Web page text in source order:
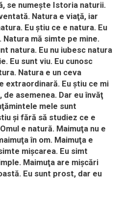
se numeşte Istoria naturii.
Natura e viaţă, iar
Eu ştiu ce e natura. Eu
mă simte pe mine.
natura. Eu nu iubesc natura
Eu sunt viu. Eu cunosc
Natura e un ceva
extraordinară. Eu ştiu ce mi
de asemenea. Dar eu învăţ
mele sunt
şi fără să studiez ce e
e natură. Maimuţa nu e
în om. Maimuţa e
mişcarea. Eu simt
Maimuţa are mişcări
Eu sunt prost, dar eu